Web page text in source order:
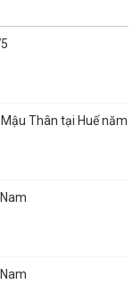
Thân tại Huế năm